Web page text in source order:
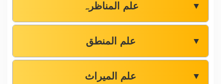
علم المناظرہ ▼
علم المنطق ▼
علم المیراث ▼